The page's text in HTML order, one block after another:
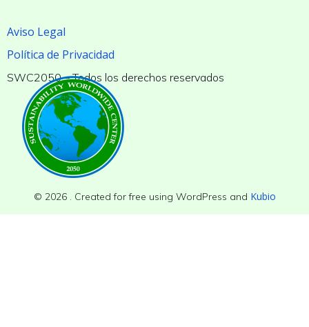
Aviso Legal
Política de Privacidad
SWC2050 – Todos los derechos reservados
© 2026 . Created for free using WordPress and Kubio